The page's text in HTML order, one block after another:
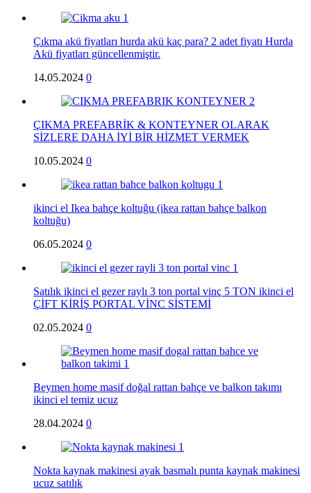
Çıkma akü fiyatları hurda akü kaç para? 2 adet fiyatı Hurda
Akü fiyatları güncellenmiştir.
14.05.2024 0
ÇIKMA PREFABRİK & KONTEYNER OLARAK
SİZLERE DAHA İYİ BİR HİZMET VERMEK
10.05.2024 0
ikinci el Ikea bahçe koltuğu (ikea rattan bahçe balkon
koltuğu)
06.05.2024 0
Satılık ikinci el gezer raylı 3 ton portal vinç 5 TON ikinci el
ÇİFT KİRİŞ PORTAL VİNC SİSTEMİ
02.05.2024 0
Beymen home masif doğal rattan bahçe ve balkon takımı
ikinci el temiz ucuz
28.04.2024 0
Nokta kaynak makinesi ayak basmalı punta kaynak makinesi
ucuz satılık